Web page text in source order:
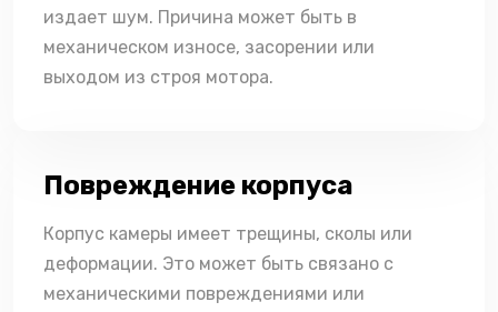
издает шум. Причина может быть в
механическом износе, засорении или
выходом из строя мотора.
Повреждение корпуса
Корпус камеры имеет трещины, сколы или
деформации. Это может быть связано с
механическими повреждениями или